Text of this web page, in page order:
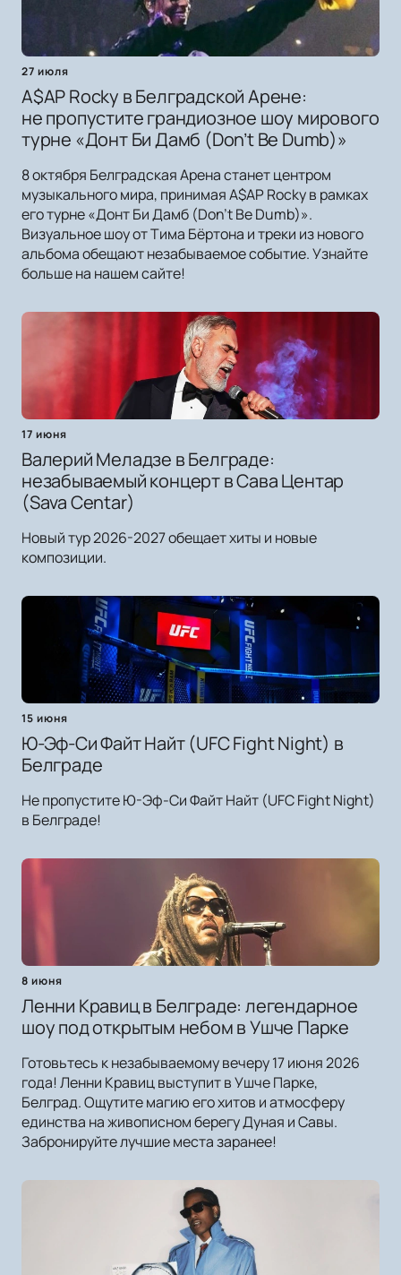
27 июля
A$AP Rocky в Белградской Арене:
не пропустите грандиозное шоу мирового
турне «Донт Би Дамб (Don’t Be Dumb)»
8 октября Белградская Арена станет центром
музыкального мира, принимая A$AP Rocky в рамках
его турне «Донт Би Дамб (Don’t Be Dumb)».
Визуальное шоу от Тима Бёртона и треки из нового
альбома обещают незабываемое событие. Узнайте
больше на нашем сайте!
17 июня
Валерий Меладзе в Белграде:
незабываемый концерт в Сава Центар
(Sava Centar)
Новый тур 2026-2027 обещает хиты и новые
композиции.
15 июня
Ю-Эф-Си Файт Найт (UFC Fight Night) в
Белграде
Не пропустите Ю-Эф-Си Файт Найт (UFC Fight Night)
в Белграде!
8 июня
Ленни Кравиц в Белграде: легендарное
шоу под открытым небом в Ушче Парке
Готовьтесь к незабываемому вечеру 17 июня 2026
года! Ленни Кравиц выступит в Ушче Парке,
Белград. Ощутите магию его хитов и атмосферу
единства на живописном берегу Дуная и Савы.
Забронируйте лучшие места заранее!